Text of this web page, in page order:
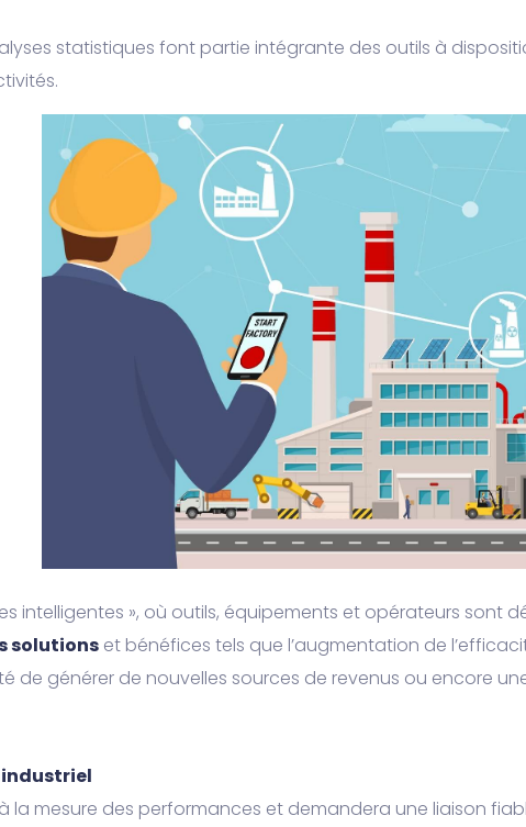
statistiques font partie intégrante des outils à
intelligentes », où outils, équipements et opérateurs sont
solutions et bénéfices tels que l’augmentation de
de générer de nouvelles sources de revenus ou encore
industriel
la mesure des performances et demandera une liaison